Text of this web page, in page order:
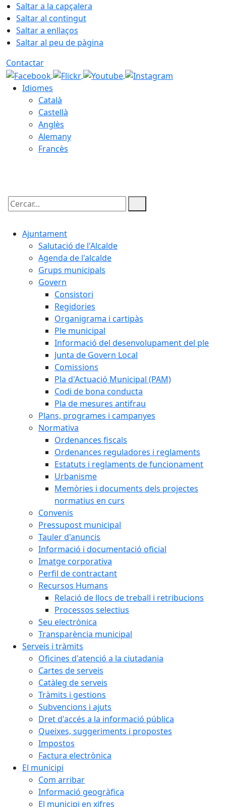
Saltar a la capçalera
Saltar al contingut
Saltar a enllaços
Saltar al peu de pàgina
Contactar
Idiomes
Català
Castellà
Anglès
Alemany
Francès
Cercar:
Ajuntament
Salutació de l'Alcalde
Agenda de l'alcalde
Grups municipals
Govern
Consistori
Regidories
Organigrama i cartipàs
Ple municipal
Informació del desenvolupament del ple
Junta de Govern Local
Comissions
Pla d'Actuació Municipal (PAM)
Codi de bona conducta
Pla de mesures antifrau
Plans, programes i campanyes
Normativa
Ordenances fiscals
Ordenances reguladores i reglaments
Estatuts i reglaments de funcionament
Urbanisme
Memòries i documents dels projectes
normatius en curs
Convenis
Pressupost municipal
Tauler d'anuncis
Informació i documentació oficial
Imatge corporativa
Perfil de contractant
Recursos Humans
Relació de llocs de treball i retribucions
Processos selectius
Seu electrònica
Transparència municipal
Serveis i tràmits
Oficines d'atenció a la ciutadania
Cartes de serveis
Catàleg de serveis
Tràmits i gestions
Subvencions i ajuts
Dret d'accés a la informació pública
Queixes, suggeriments i propostes
Impostos
Factura electrònica
El municipi
Com arribar
Informació geogràfica
El municipi en xifres